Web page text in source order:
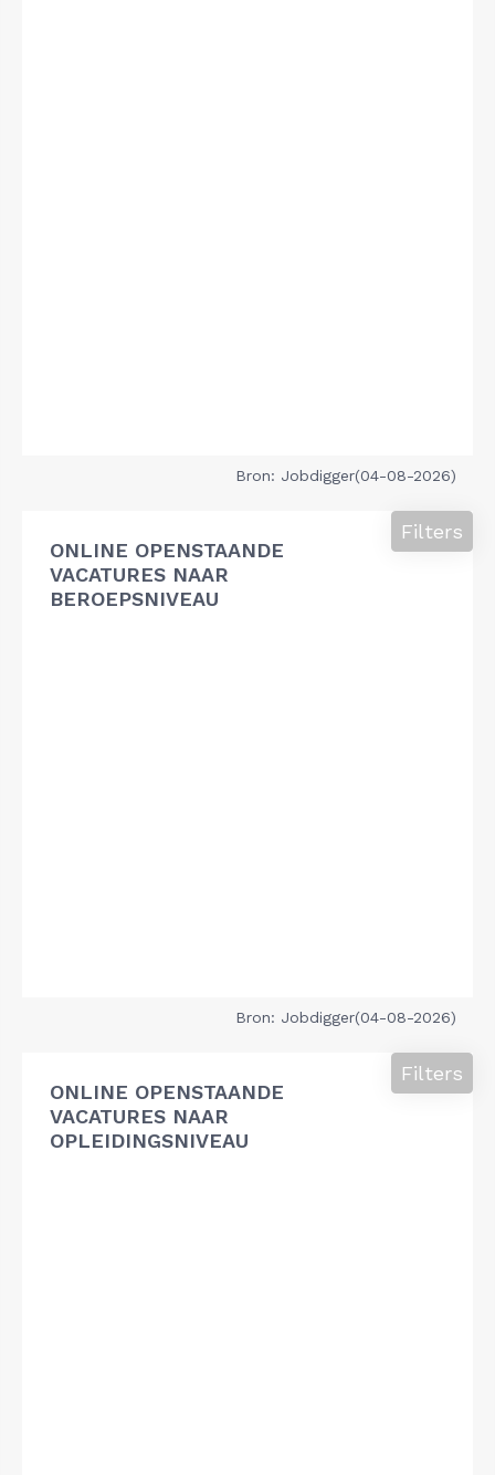
Bron: Jobdigger(04-08-2026)
ONLINE OPENSTAANDE
VACATURES NAAR
BEROEPSNIVEAU
Filters
Bron: Jobdigger(04-08-2026)
ONLINE OPENSTAANDE
VACATURES NAAR
OPLEIDINGSNIVEAU
Filters